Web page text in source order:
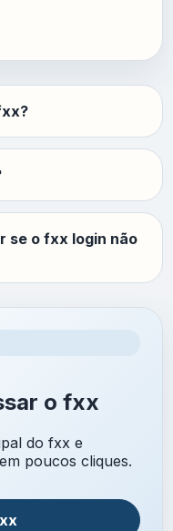
se o fxx login não
o fxx
do fxx e
poucos cliques.